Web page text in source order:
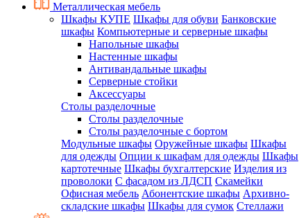
Металлическая мебель
Шкафы КУПЕ Шкафы для обуви Банковские
шкафы Компьютерные и серверные шкафы
Напольные шкафы
Настенные шкафы
Антивандальные шкафы
Серверные стойки
Аксессуары
Столы разделочные
Столы разделочные
Столы разделочные с бортом
Модульные шкафы Оружейные шкафы Шкафы
для одежды Опции к шкафам для одежды Шкафы
картотечные Шкафы бухгалтерские Изделия из
проволоки С фасадом из ЛДСП Скамейки
Офисная мебель Абонентские шкафы Архивно-
складские шкафы Шкафы для сумок Стеллажи